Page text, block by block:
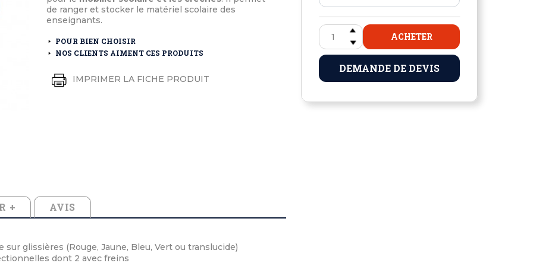
extérieurs
extérieurs
et médaille d'honneur
fanion
de ranger et stocker le matériel scolaire des
enseignants.
POUR BIEN CHOISIR
NOS CLIENTS AIMENT CES PRODUITS
IMPRIMER LA FICHE PRODUIT
+ AVIS
sur glissières (Rouge, Jaune, Bleu, Vert ou translucide)
dont 2 avec freins
ACHETER
DEMANDE DE DEVIS